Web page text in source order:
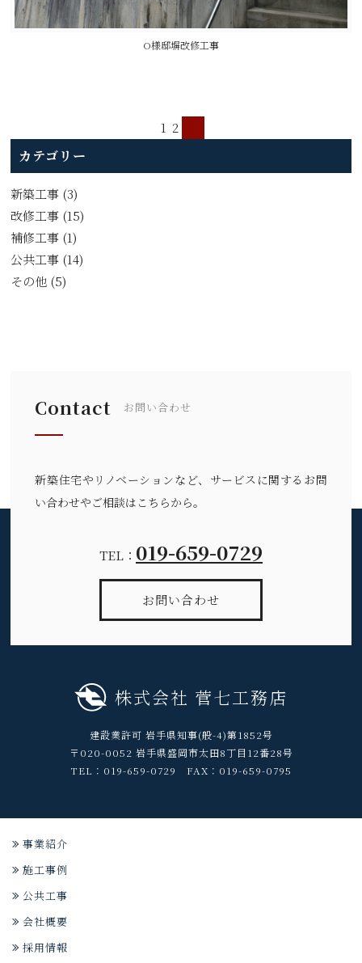
O様邸塀改修工事
1 2
カテゴリー
新築工事 (3)
改修工事 (15)
補修工事 (1)
公共工事 (14)
その他 (5)
Contact お問い合わせ
新築住宅やリノベーションなど、サービスに関するお問
い合わせやご相談はこちらから。
TEL： 019-659-0729
お問い合わせ
株式会社 菅七工務店
建設業許可 岩手県知事(般-4)第1852号
〒020-0052 岩手県盛岡市太田8丁目12番28号
TEL：019-659-0729 FAX：019-659-0795
事業紹介
施工事例
公共工事
会社概要
採用情報